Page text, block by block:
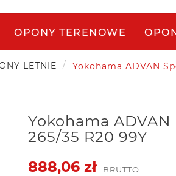
OPONY TERENOWE
LETNIE Yokohama ADVAN
Yokohama ADVAN
265/35 R20 99Y
888,06 zł
BRUTTO